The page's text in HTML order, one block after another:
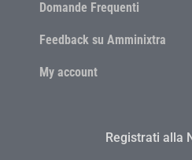
Domande Frequenti
Feedback su Amminixtra
My account
Registrati alla